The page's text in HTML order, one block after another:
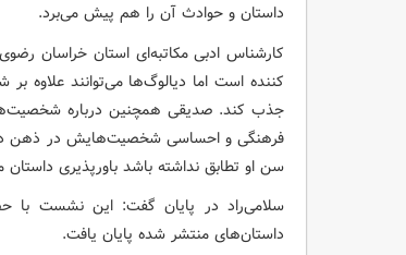
داستان و حوادث آن را هم پیش می‌برد.
کارشناس ادبی مکاتبه‌ای استان خراسان
کننده است اما دیالوگ‌ها می‌توانند علاوه
جذب کند. صدیقی همچنین درباره
فرهنگی و احساسی شخصیت‌هایش در ذهن
سن او تطابق نداشته باشد باورپذیری
داستان‌های منتشر شده پایان یافت.